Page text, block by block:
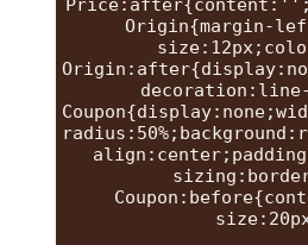
Origin{margin-